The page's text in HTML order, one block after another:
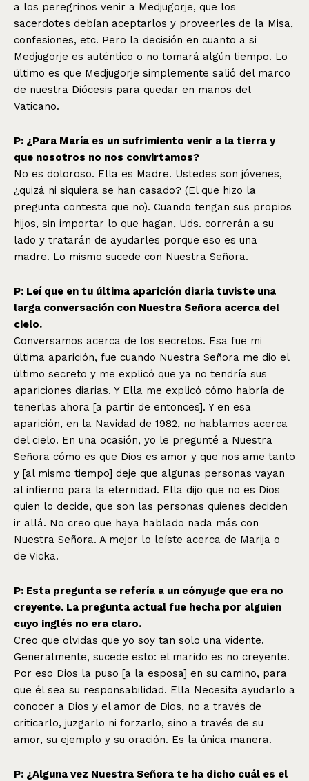
a los peregrinos venir a Medjugorje, que los
sacerdotes debían aceptarlos y proveerles de la Misa,
confesiones, etc. Pero la decisión en cuanto a si
Medjugorje es auténtico o no tomará algún tiempo. Lo
último es que Medjugorje simplemente salió del marco
de nuestra Diócesis para quedar en manos del
Vaticano.
P: ¿Para María es un sufrimiento venir a la tierra y
que nosotros no nos convirtamos?
No es doloroso. Ella es Madre. Ustedes son jóvenes,
¿quizá ni siquiera se han casado? (El que hizo la
pregunta contesta que no). Cuando tengan sus propios
hijos, sin importar lo que hagan, Uds. correrán a su
lado y tratarán de ayudarles porque eso es una
madre. Lo mismo sucede con Nuestra Señora.
P: Leí que en tu última aparición diaria tuviste una
larga conversación con Nuestra Señora acerca del
cielo.
Conversamos acerca de los secretos. Esa fue mi
última aparición, fue cuando Nuestra Señora me dio el
último secreto y me explicó que ya no tendría sus
apariciones diarias. Y Ella me explicó cómo habría de
tenerlas ahora [a partir de entonces]. Y en esa
aparición, en la Navidad de 1982, no hablamos acerca
del cielo. En una ocasión, yo le pregunté a Nuestra
Señora cómo es que Dios es amor y que nos ame tanto
y [al mismo tiempo] deje que algunas personas vayan
al infierno para la eternidad. Ella dijo que no es Dios
quien lo decide, que son las personas quienes deciden
ir allá. No creo que haya hablado nada más con
Nuestra Señora. A mejor lo leíste acerca de Marija o
de Vicka.
P: Esta pregunta se refería a un cónyuge que era no
creyente. La pregunta actual fue hecha por alguien
cuyo inglés no era claro.
Creo que olvidas que yo soy tan solo una vidente.
Generalmente, sucede esto: el marido es no creyente.
Por eso Dios la puso [a la esposa] en su camino, para
que él sea su responsabilidad. Ella Necesita ayudarlo a
conocer a Dios y el amor de Dios, no a través de
criticarlo, juzgarlo ni forzarlo, sino a través de su
amor, su ejemplo y su oración. Es la única manera.
P: ¿Alguna vez Nuestra Señora te ha dicho cuál es el